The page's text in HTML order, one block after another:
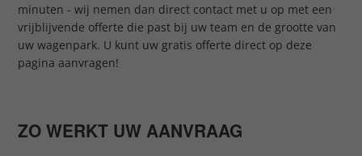
minuten - wij nemen dan direct contact met u op met een
vrijblijvende offerte die past bij uw team en de grootte van
uw wagenpark. U kunt uw gratis offerte direct op deze
pagina aanvragen!
ZO WERKT UW AANVRAAG